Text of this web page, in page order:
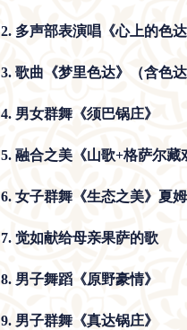
2. 多声部表演唱《心上的色达
3. 歌曲《梦里色达》（含色达
4. 男女群舞《须巴锅庄》
5. 融合之美《山歌+格萨尔藏
6.女子群舞《生态之美》夏
7.觉如献给母亲果萨的歌
8. 男子舞蹈《原野豪情》
9. 男子群舞《真达锅庄》